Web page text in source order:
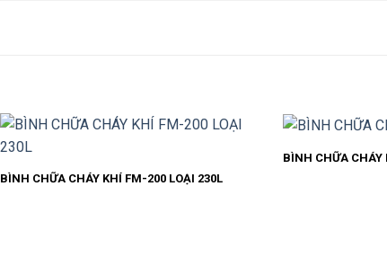
BÌNH CHỮA CHÁY KHÍ FM-200 LOẠI 230L
BÌNH CHỮA CHÁY